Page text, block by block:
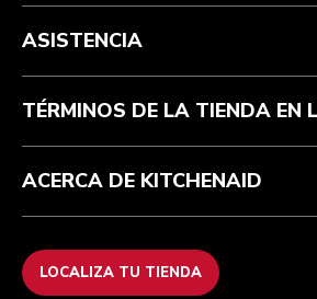
Servicio y soporte
Centro de ayuda
Preguntas frecuentes
Términos y condiciones
Recolección de residuos eléctricos
Nuestra Marca
Localiza tu tienda
ASISTENCIA
TÉRMINOS DE LA TIENDA EN
ACERCA DE KITCHENAID
LOCALIZA TU TIENDA